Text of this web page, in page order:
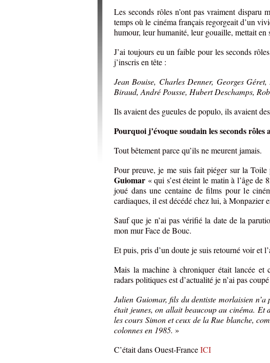
Les seconds rôles n’ont pas vraiment disparu
temps où le cinéma français regorgeait d’un
humour, leur humanité, leur gouaille, mettait en
J’ai toujours eu un faible pour les seconds
j’inscris en tête :
Jean Bouise, Charles Denner, Georges
Biraud, André Pousse, Hubert Deschamps,
Ils avaient des gueules de populo, ils avaient
Pourquoi j’évoque soudain les seconds rôles
Tout bêtement parce qu’ils ne meurent jamais.
Pour preuve, je me suis fait piéger sur la
Guiomar « qui s’est éteint le matin à l’âge
joué dans une centaine de films pour le
cardiaques, il est décédé chez lui, à Monpazier
Sauf que je n’ai pas vérifié la date de la
mon mur Face de Bouc.
Et puis, pris d’un doute je suis retourné voir et
Mais la machine à chroniquer était lancée et
radars politiques est d’actualité je n’ai pas
Julien Guiomar, fils du dentiste morlaisien
était jeunes, on allait beaucoup au cinéma. Et
les cours Simon et ceux de la Rue blanche,
colonnes en 1985. »
C’était dans Ouest-FranceICI